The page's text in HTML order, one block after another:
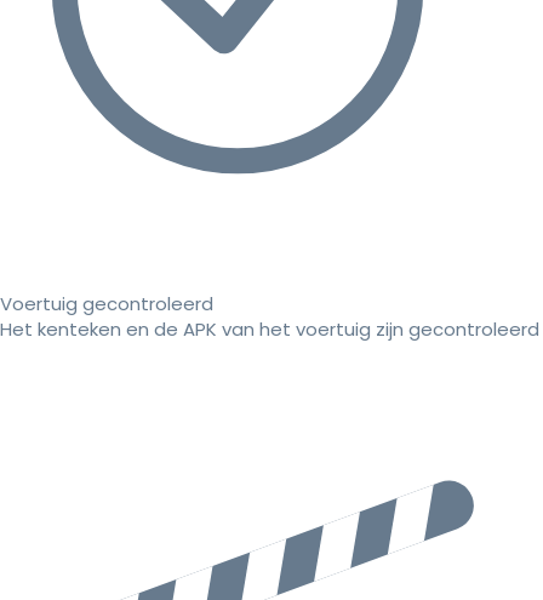
Voertuig gecontroleerd
Het kenteken en de APK van het voertuig zijn gecontroleerd